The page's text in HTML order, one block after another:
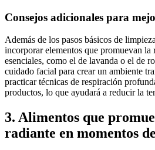
Consejos adicionales para
Además de los pasos básicos de
incorporar elementos que promuevan
esenciales, como el de lavanda o el de
cuidado facial para crear un ambiente
practicar técnicas de respiración
productos, lo que ayudará a reducir la
3. Alimentos que
radiante en momentos